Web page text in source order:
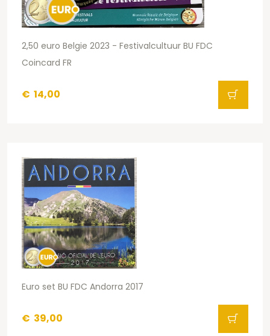
2,50 euro Belgie 2023 - Festivalcultuur BU FDC
Coincard FR
€ 14,00
Euro set BU FDC Andorra 2017
€ 39,00